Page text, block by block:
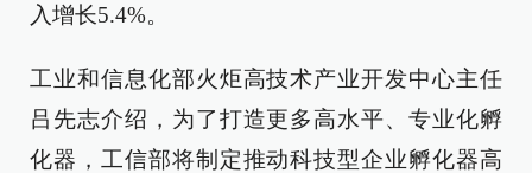
入增长5.4%。
工业和信息化部火炬高技术产业开发中心主任
吕先志介绍，为了打造更多高水平、专业化孵
化器，工信部将制定推动科技型企业孵化器高